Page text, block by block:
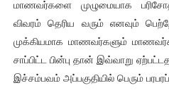
மாணவர்களை முழுமையாக
விவரம் தெரிய வரும் எனவும்
முக்கியமாக மாணவர்களும்
சாப்பிட்ட பின்பு தான் இவ்வாறு
இச்சம்பவம் அப்பகுதியில் பெரும்